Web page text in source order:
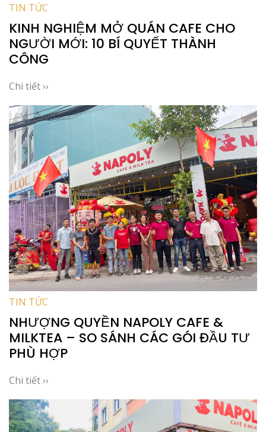
TIN TỨC
KINH NGHIỆM MỞ QUÁN CAFE CHO
NGƯỜI MỚI: 10 BÍ QUYẾT THÀNH
CÔNG
Chi tiết ››
TIN TỨC
NHƯỢNG QUYỀN NAPOLY CAFE &
MILKTEA – SO SÁNH CÁC GÓI ĐẦU TƯ
PHÙ HỢP
Chi tiết ››